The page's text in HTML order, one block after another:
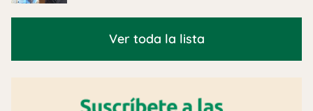
Ver toda la lista